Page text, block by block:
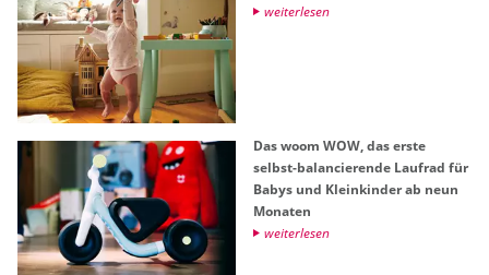
wei­ter­le­sen
Das woom WOW, das erste
selbst-ba­lan­cie­ren­de Lauf­rad für
Babys und Klein­kin­der ab neun
Mo­na­ten
wei­ter­le­sen